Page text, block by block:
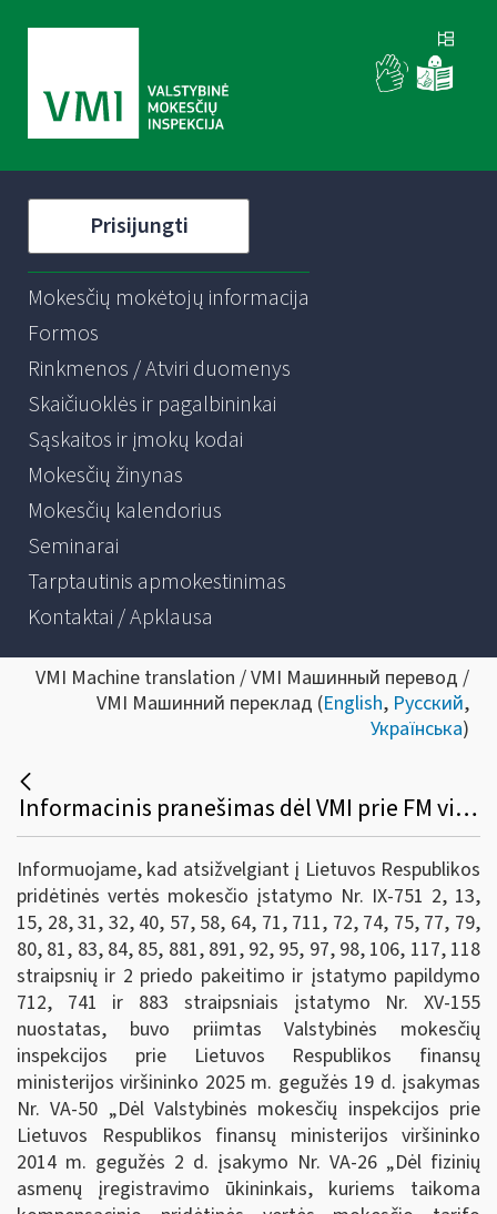
Prisijungti
Mokesčių mokėtojų informacija
Formos
Rinkmenos / Atviri duomenys
Skaičiuoklės ir pagalbininkai
Sąskaitos ir įmokų kodai
Mokesčių žinynas
Mokesčių kalendorius
Seminarai
Tarptautinis apmokestinimas
Kontaktai / Apklausa
VMI Machine translation / VMI Машинный перевод /
VMI Машинний переклад (English, Русский,
Українська)
Informacinis pranešimas dėl VMI prie FM viršininko 2014 m. gegužės 2 d. įsakymo Nr. VA-26 pakeitimo
Informuojame, kad atsižvelgiant į Lietuvos Respublikos
pridėtinės vertės mokesčio įstatymo Nr. IX-751 2, 13,
15, 28, 31, 32, 40, 57, 58, 64, 71, 711, 72, 74, 75, 77, 79,
80, 81, 83, 84, 85, 881, 891, 92, 95, 97, 98, 106, 117, 118
straipsnių ir 2 priedo pakeitimo ir įstatymo papildymo
712, 741 ir 883 straipsniais įstatymo Nr. XV-155
nuostatas, buvo priimtas Valstybinės mokesčių
inspekcijos prie Lietuvos Respublikos finansų
ministerijos viršininko 2025 m. gegužės 19 d. įsakymas
Nr. VA-50 „Dėl Valstybinės mokesčių inspekcijos prie
Lietuvos Respublikos finansų ministerijos viršininko
2014 m. gegužės 2 d. įsakymo Nr. VA-26 „Dėl fizinių
asmenų įregistravimo ūkininkais, kuriems taikoma